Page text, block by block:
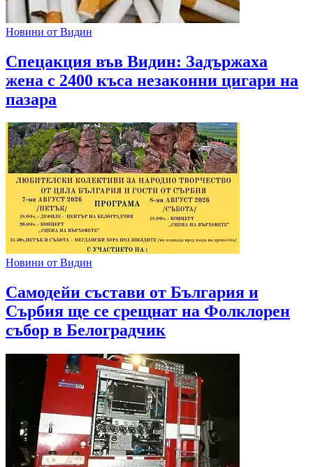
Новини от Видин
Спецакция във Видин: Задържаха
жена с 2400 къса незаконни цигари на
пазара
Новини от Видин
Самодейи състави от България и
Сърбия ще се срещнат на Фолклорен
събор в Белоградчик